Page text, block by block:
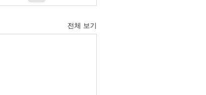
전체 보기